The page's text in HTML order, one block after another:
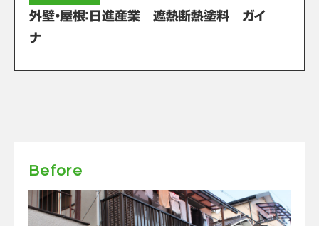
外壁・屋根：日進産業 遮熱断熱塗料 ガイ
ナ
Before